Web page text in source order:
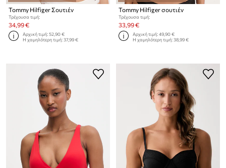
Tommy Hilfiger Σουτιέν
Τρέχουσα τιμή:
34,99 €
Αρχική τιμή:52,90 €
Η χαμηλότερη τιμή:37,99 €
Tommy Hilfiger σουτιέν
Τρέχουσα τιμή:
33,99 €
Αρχική τιμή:49,90 €
Η χαμηλότερη τιμή:38,99 €